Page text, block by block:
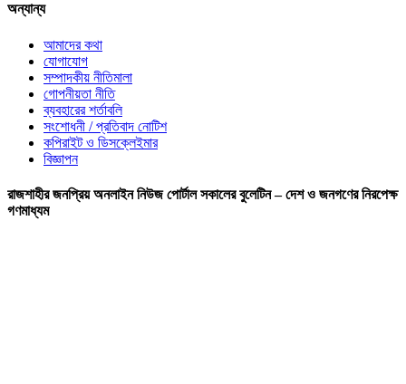
অন্যান্য
আমাদের কথা
যোগাযোগ
সম্পাদকীয় নীতিমালা
গোপনীয়তা নীতি
ব্যবহারের শর্তাবলি
সংশোধনী / প্রতিবাদ নোটিশ
কপিরাইট ও ডিসক্লেইমার
বিজ্ঞাপন
রাজশাহীর জনপ্রিয় অনলাইন নিউজ পোর্টাল সকালের বুলেটিন – দেশ ও জনগণের নিরপেক্ষ
গণমাধ্যম